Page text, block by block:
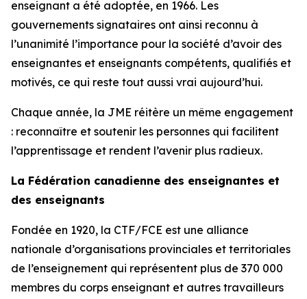
enseignant a été adoptée, en 1966. Les
gouvernements signataires ont ainsi reconnu à
l’unanimité l’importance pour la société d’avoir des
enseignantes et enseignants compétents, qualifiés et
motivés, ce qui reste tout aussi vrai aujourd’hui.
Chaque année, la JME réitère un même engagement
: reconnaître et soutenir les personnes qui facilitent
l’apprentissage et rendent l’avenir plus radieux.
La Fédération canadienne des enseignantes et
des enseignants
Fondée en 1920, la CTF/FCE est une alliance
nationale d’organisations provinciales et territoriales
de l’enseignement qui représentent plus de 370 000
membres du corps enseignant et autres travailleurs